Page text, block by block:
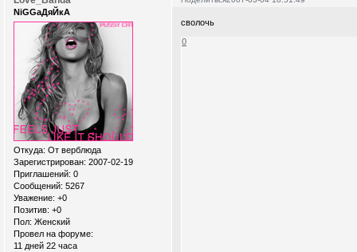
NiGGaДяЙкА
Откуда: От верблюда
Зарегистрирован: 2007-02-19
Приглашений: 0
Сообщений: 5267
Уважение: +0
Позитив: +0
Пол: Женский
Провел на форуме:
11 дней 22 часа
сволочь
0